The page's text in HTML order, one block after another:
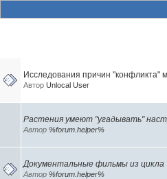
Исследования причин "конфликта"
Автор Unlocal User
Растения умеют "угадывать"
Автор %forum.helper%
Документальные фильмы из цикла
Автор %forum.helper%